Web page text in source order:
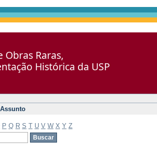
Raras,
Histórica da USP
P Q R S T U V W X Y Z